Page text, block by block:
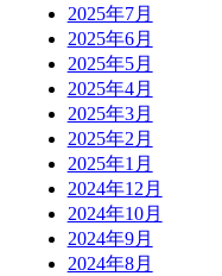
2025年7月
2025年6月
2025年5月
2025年4月
2025年3月
2025年2月
2025年1月
2024年12月
2024年10月
2024年9月
2024年8月